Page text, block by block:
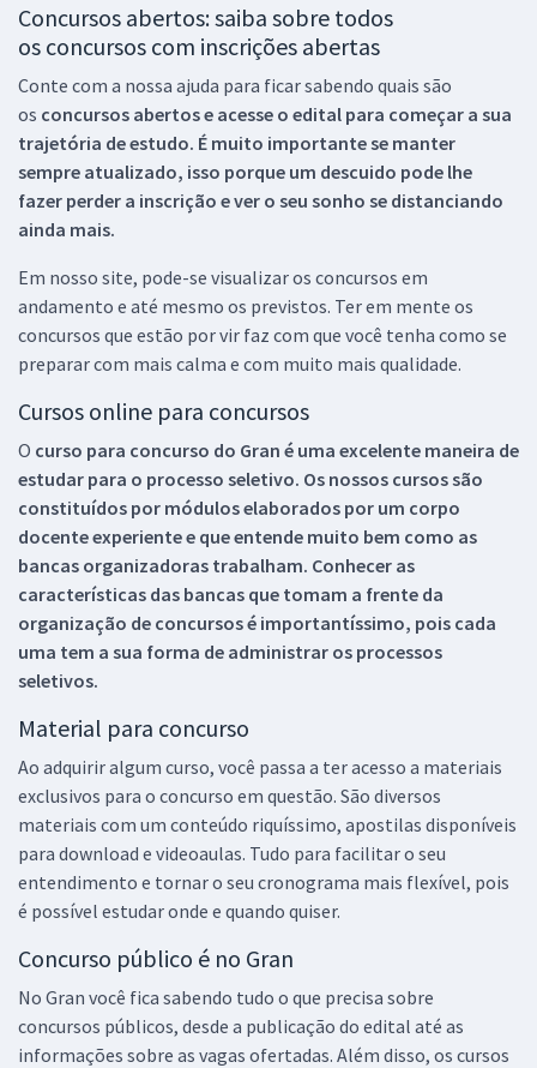
Concursos abertos: saiba sobre todos
os concursos com inscrições abertas
Conte com a nossa ajuda para ficar sabendo quais são
os concursos abertos e acesse o edital para começar a sua
trajetória de estudo. É muito importante se manter
sempre atualizado, isso porque um descuido pode lhe
fazer perder a inscrição e ver o seu sonho se distanciando
ainda mais.
Em nosso site, pode-se visualizar os concursos em
andamento e até mesmo os previstos. Ter em mente os
concursos que estão por vir faz com que você tenha como se
preparar com mais calma e com muito mais qualidade.
Cursos online para concursos
O curso para concurso do Gran é uma excelente maneira de
estudar para o processo seletivo. Os nossos cursos são
constituídos por módulos elaborados por um corpo
docente experiente e que entende muito bem como as
bancas organizadoras trabalham. Conhecer as
características das bancas que tomam a frente da
organização de concursos é importantíssimo, pois cada
uma tem a sua forma de administrar os processos
seletivos.
Material para concurso
Ao adquirir algum curso, você passa a ter acesso a materiais
exclusivos para o concurso em questão. São diversos
materiais com um conteúdo riquíssimo, apostilas disponíveis
para download e videoaulas. Tudo para facilitar o seu
entendimento e tornar o seu cronograma mais flexível, pois
é possível estudar onde e quando quiser.
Concurso público é no Gran
No Gran você fica sabendo tudo o que precisa sobre
concursos públicos, desde a publicação do edital até as
informações sobre as vagas ofertadas. Além disso, os cursos